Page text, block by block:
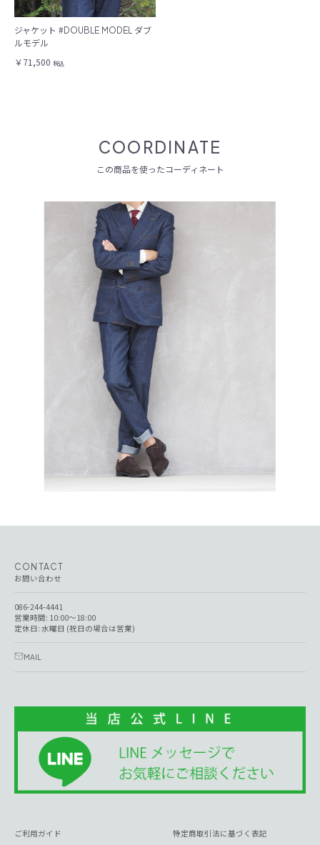
ジャケット #DOUBLE MODEL ダブ
ルモデル
￥71,500 税込
COORDINATE
この商品を使ったコーディネート
CONTACT
お問い合わせ
086-244-4441
営業時間: 10:00～18:00
定休日: 水曜日 (祝日の場合は営業)
MAIL
ご利用ガイド 特定商取引法に基づく表記